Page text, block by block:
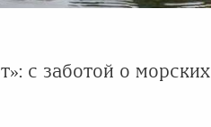
с заботой о морских